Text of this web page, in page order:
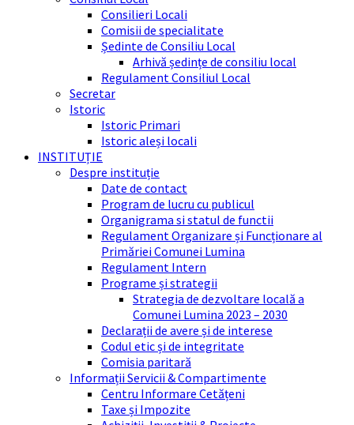
Consilieri Locali
Comisii de specialitate
Ședinte de Consiliu Local
Arhivă ședințe de consiliu local
Regulament Consiliul Local
Secretar
Istoric
Istoric Primari
Istoric aleși locali
INSTITUȚIE
Despre instituție
Date de contact
Program de lucru cu publicul
Organigrama si statul de functii
Regulament Organizare și Funcționare al
Primăriei Comunei Lumina
Regulament Intern
Programe și strategii
Strategia de dezvoltare locală a
Comunei Lumina 2023 – 2030
Declarații de avere și de interese
Codul etic și de integritate
Comisia paritară
Informații Servicii & Compartimente
Centru Informare Cetățeni
Taxe și Impozite